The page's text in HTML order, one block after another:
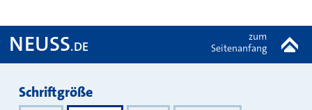
NEUSS.DE
zum
Seitenanfang
Darstellung
Schriftgröße